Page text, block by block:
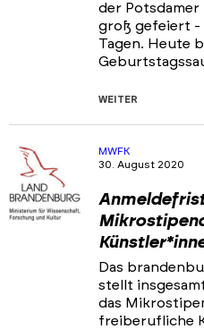
der Potsdamer
groß gefeiert -
Tagen. Heute
WEITER
MWFK
30. August 2020
Das
stellt
das
freiberufliche